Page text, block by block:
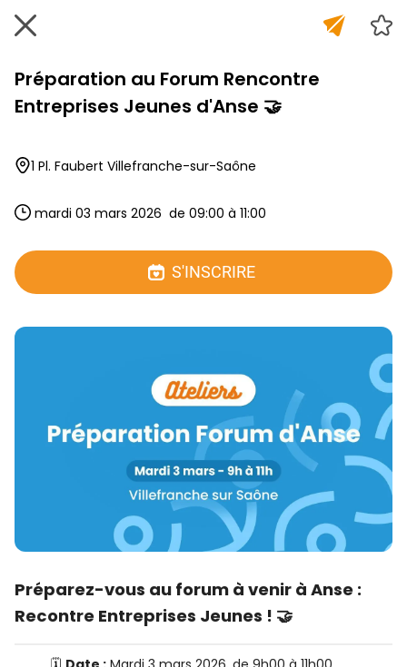
Préparation au Forum Rencontre
Entreprises Jeunes d'Anse 🤝
1 Pl. Faubert Villefranche-sur-Saône
mardi 03 mars 2026  de 09:00 à 11:00
S'INSCRIRE
Préparez-vous au forum à venir à Anse :
Recontre Entreprises Jeunes ! 🤝